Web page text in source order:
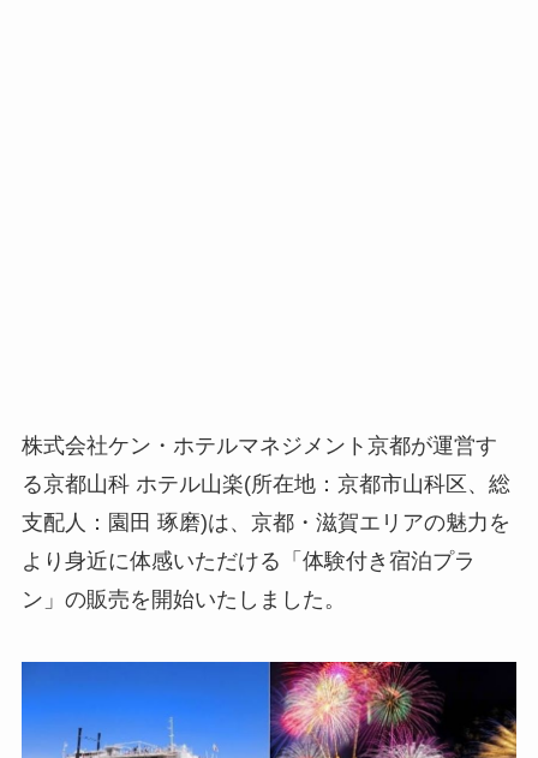
株式会社ケン・ホテルマネジメント京都が運営す
る京都山科 ホテル山楽(所在地：京都市山科区、総
支配人：園田 琢磨)は、京都・滋賀エリアの魅力を
より身近に体感いただける「体験付き宿泊プラ
ン」の販売を開始いたしました。